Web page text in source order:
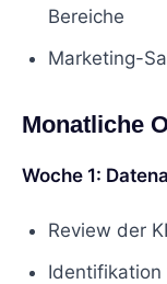
Bereiche
Marketing-
Monatliche
Woche 1:
Review der
Identifikation